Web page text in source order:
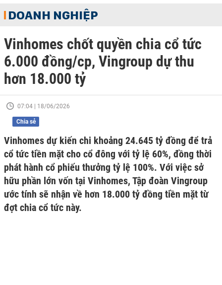
DOANH NGHIỆP
Vinhomes chốt quyền chia cổ tức
6.000 đồng/cp, Vingroup dự thu
hơn 18.000 tỷ
07:04 | 18/06/2026
Chia sẻ
Vinhomes dự kiến chi khoảng 24.645 tỷ đồng để trả
cổ tức tiền mặt cho cổ đông với tỷ lệ 60%, đồng thời
phát hành cổ phiếu thưởng tỷ lệ 100%. Với việc sở
hữu phần lớn vốn tại Vinhomes, Tập đoàn Vingroup
ước tính sẽ nhận về hơn 18.000 tỷ đồng tiền mặt từ
đợt chia cổ tức này.